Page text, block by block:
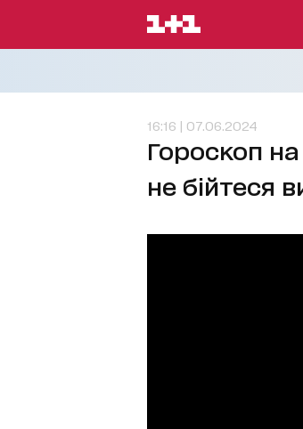
16:16 | 07.06.2024
Гороскоп на
не бійтеся